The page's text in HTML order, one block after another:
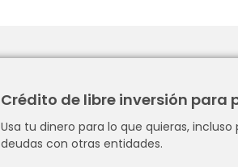
Crédito de libre inversión para
Usa tu dinero para lo que quieras, incluso
deudas con otras entidades.